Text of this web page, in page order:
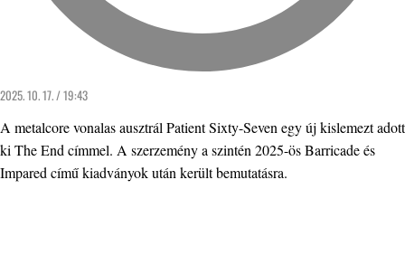
2025. 10. 17. / 19:43
A metalcore vonalas ausztrál Patient Sixty-Seven egy új kislemezt adott
ki The End címmel. A szerzemény a szintén 2025-ös Barricade és
Impared című kiadványok után került bemutatásra.